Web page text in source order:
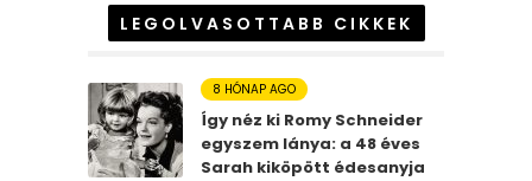
LEGOLVASOTTABB CIKKEK
8 HÓNAP AGO
Így néz ki Romy Schneider
egyszem lánya: a 48 éves
Sarah kiköpött édesanyja